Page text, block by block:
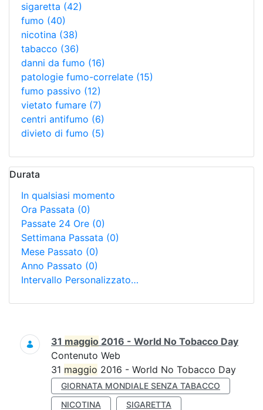
sigaretta (42)
fumo (40)
nicotina (38)
tabacco (36)
danni da fumo (16)
patologie fumo-correlate (15)
fumo passivo (12)
vietato fumare (7)
centri antifumo (6)
divieto di fumo (5)
Durata
In qualsiasi momento
Ora Passata (0)
Passate 24 Ore (0)
Settimana Passata (0)
Mese Passato (0)
Anno Passato (0)
Intervallo Personalizzato…
Ricerca
31 maggio 2016 - World No Tobacco Day
Contenuto Web
31 maggio 2016 - World No Tobacco Day
GIORNATA MONDIALE SENZA TABACCO
NICOTINA
SIGARETTA